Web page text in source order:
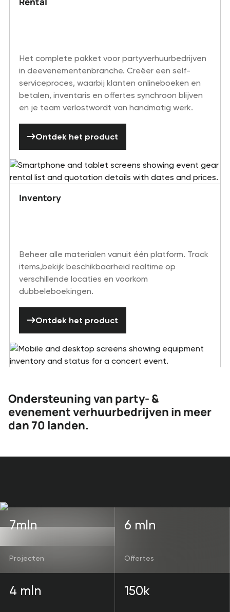
Het complete pakket voor partyverhuurbedrijven
in deevenementenbranche. Creëer een self-
serviceproces, waarbij klanten onlineboeken en
betalen, inventaris en offertes synchroon blijven
en je team verlostwordt van handmatig werk.
Ontdek het product
Inventory
Beheer alle materialen vanuit één platform. Track
items,bekijk beschikbaarheid realtime op
verschillende locaties en voorkom
dubbeleboekingen.
Ontdek het product
Ondersteuning van party- &
evenement verhuurbedrijven in meer
dan 70 landen.
7mln
Projecten
6 mln
Offertes
4 mln 150k